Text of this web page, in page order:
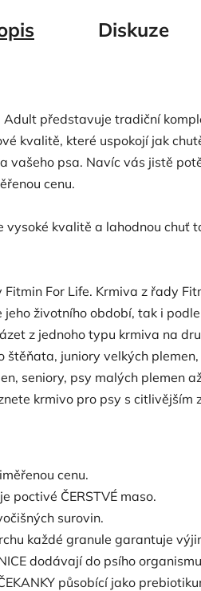
Diskuze
Adult představuje tradiční
kvalitě, které uspokojí jak
vašeho psa. Navíc vás jistě
cenu.
vysoké kvalitě a lahodnou chuť
For Life. Krmiva z řady
životního období, tak i
z jednoho typu krmiva na
štěňata, juniory velkých
seniory, psy malých plemen
krmivo pro psy s citlivějším
cenu.
poctivé ČERSTVÉ maso.
surovin.
každé granule garantuje
dodávají do psího
působící jako